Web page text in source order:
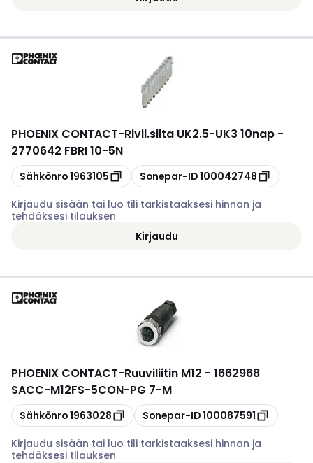
PHOENIX CONTACT-Rivil.silta UK2.5-UK3 10nap -
2770642 FBRI 10-5N
Kopioi
Sähkönro1963105 Kopioi
Sonepar-ID100042748
Kirjaudu sisään tai luo tili tarkistaaksesi hinnan ja
tehdäksesi tilauksen
Kirjaudu
PHOENIX CONTACT-Ruuviliitin M12 - 1662968
SACC-M12FS-5CON-PG 7-M
Kopioi
Sähkönro1963028 Kopioi
Sonepar-ID100087591
Kirjaudu sisään tai luo tili tarkistaaksesi hinnan ja
tehdäksesi tilauksen